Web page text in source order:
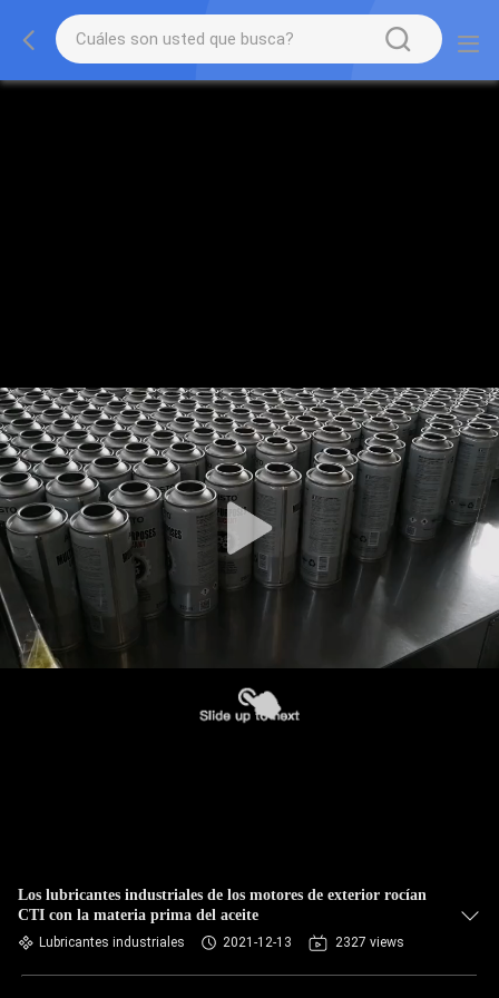
Los lubricantes industriales de los motores de exterior rocían
CTI con la materia prima del aceite
Lubricantes industriales 2021-12-13 2327 views